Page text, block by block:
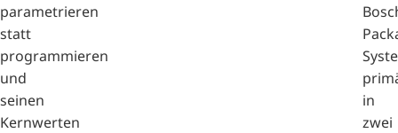
parametrieren
statt
programmieren
und
seinen
Kernwerten
in
zwei